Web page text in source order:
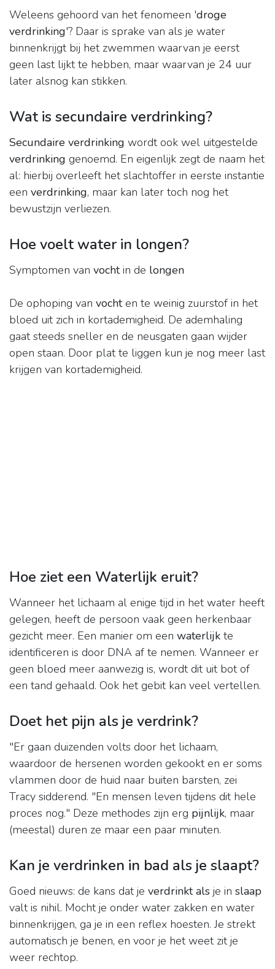
Weleens gehoord van het fenomeen 'droge
verdrinking'? Daar is sprake van als je water
binnenkrijgt bij het zwemmen waarvan je eerst
geen last lijkt te hebben, maar waarvan je 24 uur
later alsnog kan stikken.
Wat is secundaire verdrinking?
Secundaire verdrinking wordt ook wel uitgestelde
verdrinking genoemd. En eigenlijk zegt de naam het
al: hierbij overleeft het slachtoffer in eerste instantie
een verdrinking, maar kan later toch nog het
bewustzijn verliezen.
Hoe voelt water in longen?
Symptomen van vochtin de longen
De ophoping van vochten te weinig zuurstof in het
bloed uit zich in kortademigheid. De ademhaling
gaat steeds sneller en de neusgaten gaan wijder
open staan. Door plat te liggen kun je nog meer last
krijgen van kortademigheid.
Hoe ziet een Waterlijk eruit?
Wanneer het lichaam al enige tijd in het water heeft
gelegen, heeft de persoon vaak geen herkenbaar
gezicht meer. Een manier om een waterlijk te
identificeren is door DNA af te nemen. Wanneer er
geen bloed meer aanwezig is, wordt dit uit bot of
een tand gehaald. Ook het gebit kan veel vertellen.
Doet het pijn als je verdrink?
"Er gaan duizenden volts door het lichaam,
waardoor de hersenen worden gekookt en er soms
vlammen door de huid naar buiten barsten, zei
Tracy sidderend. "En mensen leven tijdens dit hele
proces nog." Deze methodes zijn erg pijnlijk, maar
(meestal) duren ze maar een paar minuten.
Kan je verdrinken in bad als je slaapt?
Goed nieuws: de kans dat je verdrinkt als je in slaap
valt is nihil. Mocht je onder water zakken en water
binnenkrijgen, ga je in een reflex hoesten. Je strekt
automatisch je benen, en voor je het weet zit je
weer rechtop.